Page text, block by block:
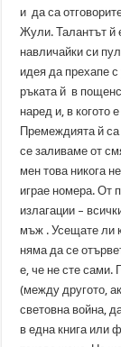
и да са
Жули. Талантът й
навличайки си
идея да прехапе
ръката й в
наред и, в когото
Премеждията й са
се заливаме от
мен това никога
играе номера. От
излагации –
мъж . Усещате ли
няма да се
е, че не сте сами.
(между другото,
световна война,
в една книга или